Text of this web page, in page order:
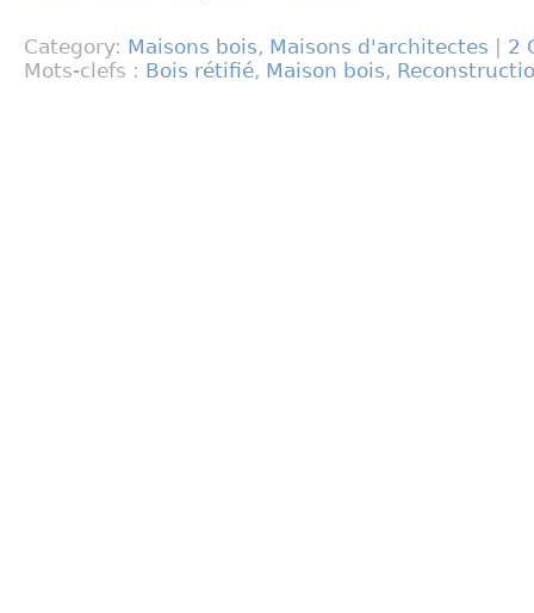
Category: Maisons bois, Maisons d'architectes
2
Mots-clefs : Bois rétifié, Maison bois,